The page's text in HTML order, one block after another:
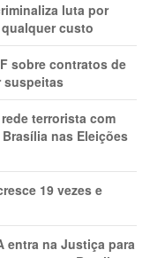
luta por
custo
sobre contratos de
suspeitas
terrorista com
nas Eleições
19 vezes e
entra na Justiça para